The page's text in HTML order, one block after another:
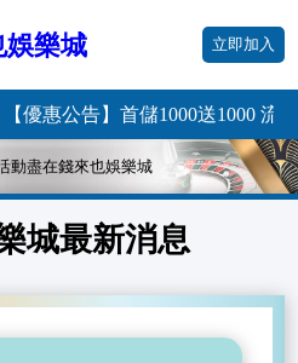
娛樂城 立即加入
【優惠公告】首儲1000送1000 流水
動盡在錢來也娛樂城
城最新消息